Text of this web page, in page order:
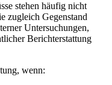
stehen häufig nicht
zugleich Gegenstand
Untersuchungen,
Berichterstattung
wenn: